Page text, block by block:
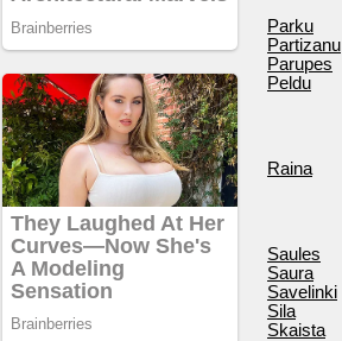
Parku
Partizanu
Parupes
Peldu
Raina
Saules
Saura
Savelinki
Sila
Skaista